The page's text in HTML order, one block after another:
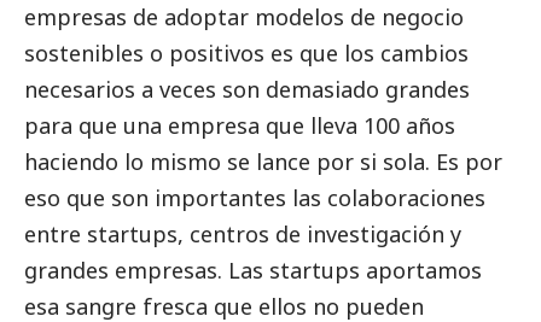
empresas de adoptar modelos de negocio
sostenibles o positivos es que los cambios
necesarios a veces son demasiado grandes
para que una empresa que lleva 100 años
haciendo lo mismo se lance por si sola. Es por
eso que son importantes las colaboraciones
entre startups, centros de investigación y
grandes empresas. Las startups aportamos
esa sangre fresca que ellos no pueden